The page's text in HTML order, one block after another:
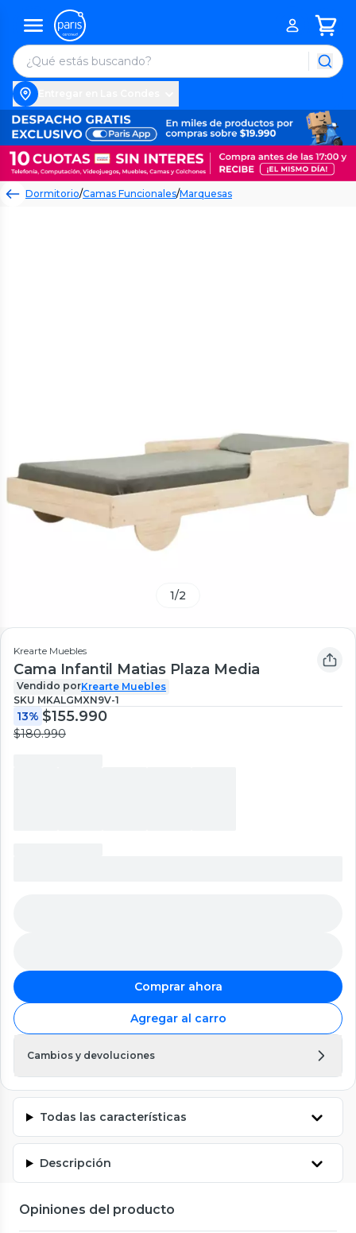
Dormitorio/Camas Funcionales/Marquesas
1/2
Krearte Muebles
Cama Infantil Matias Plaza Media
Vendido porKrearte Muebles
SKU MKALGMXN9V-1
13% $155.990
$180.990
Comprar ahora
Agregar al carro
Cambios y devoluciones
Todas las características
Descripción
Opiniones del producto